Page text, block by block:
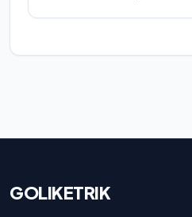
GOLIKETRIK